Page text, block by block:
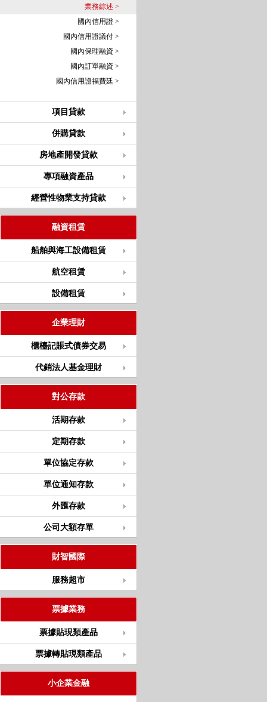
業務綜述 >
國內信用證 >
國內信用證議付 >
國內保理融資 >
國內訂單融資 >
國內信用證福費廷 >
項目貸款
併購貸款
房地產開發貸款
專項融資產品
經營性物業支持貸款
融資租賃
船舶與海工設備租賃
航空租賃
設備租賃
企業理財
櫃檯記賬式債券交易
代銷法人基金理財
對公存款
活期存款
定期存款
單位協定存款
單位通知存款
外匯存款
公司大額存單
財智國際
服務超市
票據業務
票據貼現類產品
票據轉貼現類產品
小企業金融